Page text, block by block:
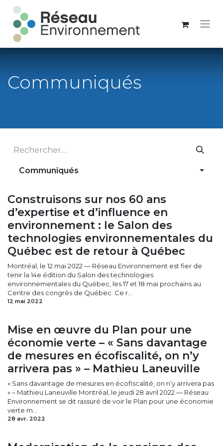
Communiqués
Communiqués
Construisons sur nos 60 ans
d’expertise et d’influence en
environnement : le Salon des
technologies environnementales du
Québec est de retour à Québec
Montréal, le 12 mai 2022 — Réseau Environnement est fier de
tenir la 14e édition du Salon des technologies
environnementales du Québec, les 17 et 18 mai prochains au
Centre des congrès de Québec. Ce r...
12 mai 2022
Mise en œuvre du Plan pour une
économie verte – « Sans davantage
de mesures en écofiscalité, on n’y
arrivera pas » – Mathieu Laneuville
« Sans davantage de mesures en écofiscalité, on n’y arrivera pas
» – Mathieu Laneuville Montréal, le jeudi 28 avril 2022 — Réseau
Environnement se dit rassuré de voir le Plan pour une économie
verte m...
28 avr. 2022